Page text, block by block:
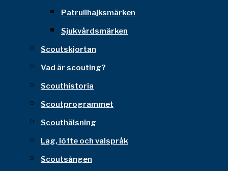
Patrullhajksmärken
Sjukvårdsmärken
Scoutskjortan
Vad är scouting?
Scouthistoria
Scoutprogrammet
Scouthälsning
Lag, löfte och valspråk
Scoutsången